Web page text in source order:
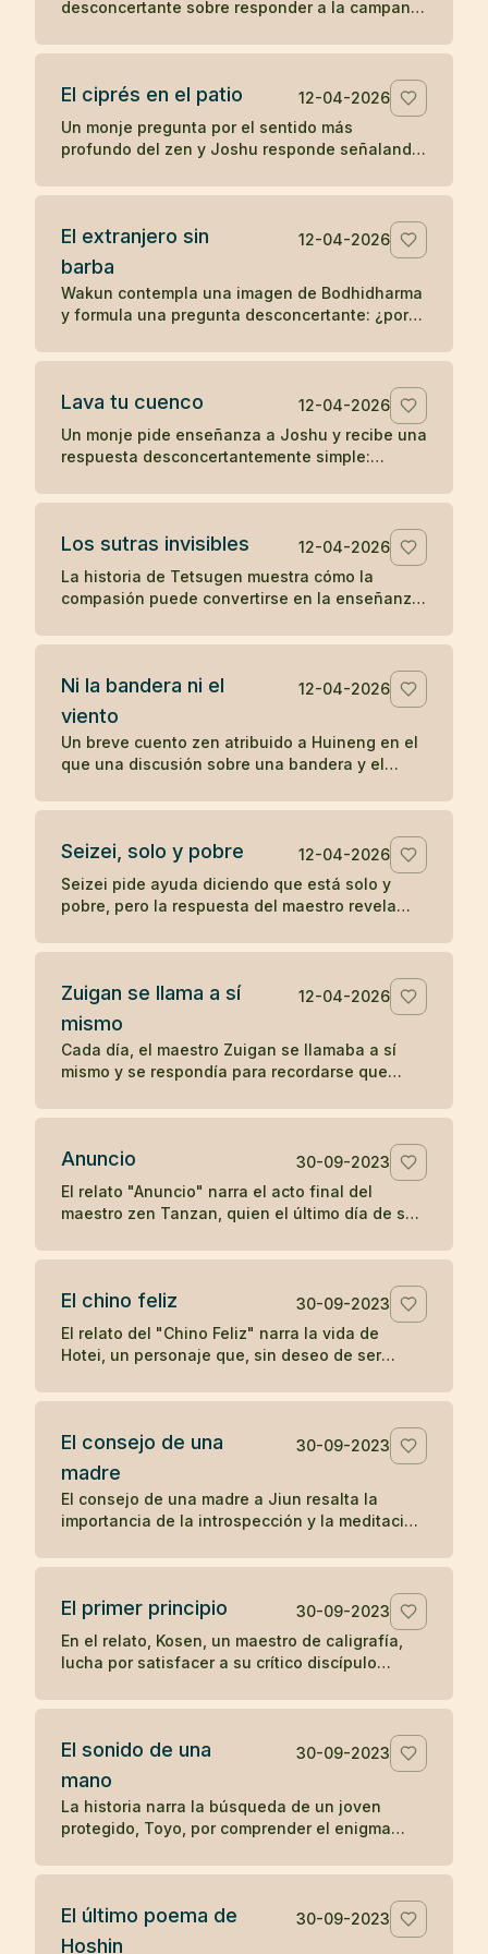
desconcertante sobre responder a la campana
koan sobre sonido, forma y comprensión
El ciprés en el patio
12-04-2026
Un monje pregunta por el sentido más
profundo del zen y Joshu responde señalando
no se separa de lo inmediato.
El extranjero sin
barba
12-04-2026
Wakun contempla una imagen de Bodhidharma
y formula una pregunta desconcertante: ¿por
sobre percepción y realidad.
Lava tu cuenco
12-04-2026
Un monje pide enseñanza a Joshu y recibe una
respuesta desconcertantemente simple:
sobre la práctica directa y lo inmediato.
Los sutras invisibles
12-04-2026
La historia de Tetsugen muestra cómo la
compasión puede convertirse en la enseñanza
vivió ayudando a quienes sufrían.
Ni la bandera ni el
viento
12-04-2026
Un breve cuento zen atribuido a Huineng en el
que una discusión sobre una bandera y el
en la mente.
Seizei, solo y pobre
12-04-2026
Seizei pide ayuda diciendo que está solo y
pobre, pero la respuesta del maestro revela
koan sobre carencia y plenitud.
Zuigan se llama a sí
mismo
12-04-2026
Cada día, el maestro Zuigan se llamaba a sí
mismo y se respondía para recordarse que
engañar. Un koan sobre la vigilancia interior.
Anuncio
30-09-2023
El relato "Anuncio" narra el acto final del
maestro zen Tanzan, quien el último día de su
partida. Con simplicidad y aceptación, Tanzan
la muerte.
El chino feliz
30-09-2023
El relato del "Chino Feliz" narra la vida de
Hotei, un personaje que, sin deseo de ser
alegría a los niños con dulces y frutas,
cambio de su atención. Su simple acción de
dejar caer y recoger su saco en respuesta a
preguntas sobre el significado y la realización
del zen, ilustra una enseñanza zen sobre la
simplicidad y el desapego.
El consejo de una
madre
30-09-2023
El consejo de una madre a Jiun resalta la
importancia de la introspección y la meditación
en contraposición a la mera acumulación de
de este relato, se subraya el valor del auto-
conocimiento personal sobre la enseñanza
erudita y superficial.
El primer principio
30-09-2023
En el relato, Kosen, un maestro de caligrafía,
lucha por satisfacer a su crítico discípulo
principio" que se tallará en la puerta del templo
una ausencia momentánea del discípulo para
finalmente crear una obra maestra. El relato
ilustra cómo la espontaneidad y la liberación
de juicios externos pueden conducir a la
creativa.
El sonido de una
mano
30-09-2023
La historia narra la búsqueda de un joven
protegido, Toyo, por comprender el enigma
sonido de una mano. A través de la meditación
mundanos, Toyo finalmente llega a la
realización del sonido insonoro, simbolizando
El último poema de
Hoshin
30-09-2023